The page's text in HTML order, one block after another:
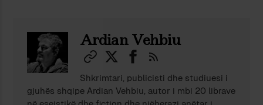
Ardian Vehbiu
Shkrimtari, publicisti dhe studiuesi i
gjuhës shqipe Ardian Vehbiu, autor i mbi 20 librave